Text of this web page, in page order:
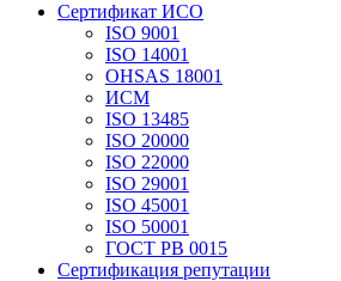
Сертификат ИСО
ISO 9001
ISO 14001
OHSAS 18001
ИСМ
ISO 13485
ISO 20000
ISO 22000
ISO 29001
ISO 45001
ISO 50001
ГОСТ РВ 0015
Сертификация репутации